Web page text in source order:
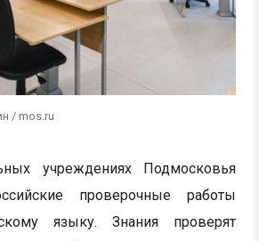
/ mos.ru
учреждениях Подмосковья
проверочные работы
языку. Знания проверят